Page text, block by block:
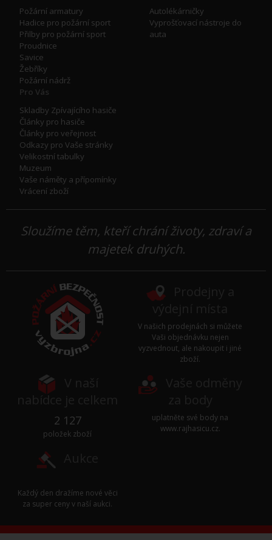
Požární armatury
Hadice pro požární sport
Přilby pro požární sport
Proudnice
Savice
Žebříky
Požární nádrž
Autolékárničky
Vyprošťovací nástroje do
auta
Pro Vás
Skladby Zpívajícího hasiče
Články pro hasiče
Články pro veřejnost
Odkazy pro Vaše stránky
Velikostní tabulky
Muzeum
Vaše náměty a přípomínky
Vrácení zboží
Sloužíme těm, kteří chrání životy, zdraví a
majetek druhých.
V našich prodejnách si můžete
Vaši objednávku nejen
vyzvednout, ale nakoupit i jiné
zboží.
2 127
položek zboží
uplatněte své body na
www.rajhasicu.cz.
Každý den dražíme nové věci
za super ceny v naší aukci.